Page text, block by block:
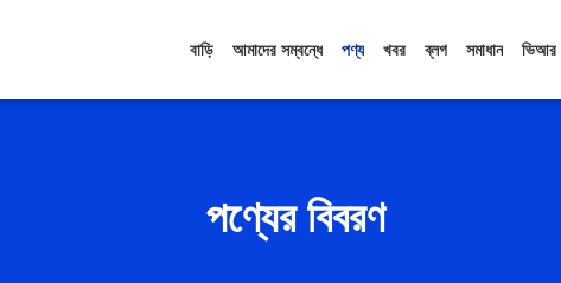
বাড়ি আমাদের সম্বন্ধে পণ্য খবর ব্লগ সমাধান ভিআর
পণ্যের বিবরণ